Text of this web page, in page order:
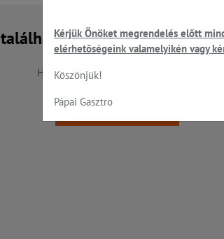
Hiba, a keresett oldal nem található!
Vissza a főoldalra
Kérjük Önöket megrendelés előtt
elérhetőségeink valamelyikén vagy
Köszönjük!
Pápai Gasztro